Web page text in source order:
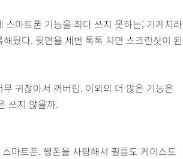
마트폰 기능을 죄다 쓰지 못하는; 기계치라
뒀다. 뒷면을 세번 톡톡 치면 스크린샷이 된
귀찮아서 꺼버림. 이외의 더 많은 기능은
쓰지 않을까.
마트폰. 쌩폰을 사랑해서 필름도 케이스도